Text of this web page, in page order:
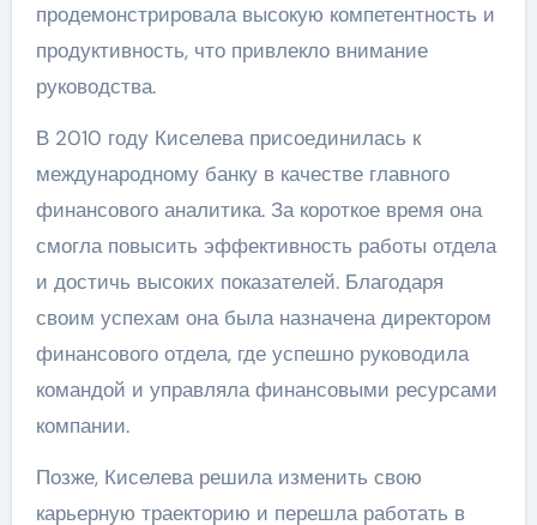
продемонстрировала высокую компетентность и
продуктивность, что привлекло внимание
руководства.
В 2010 году Киселева присоединилась к
международному банку в качестве главного
финансового аналитика. За короткое время она
смогла повысить эффективность работы отдела
и достичь высоких показателей. Благодаря
своим успехам она была назначена директором
финансового отдела, где успешно руководила
командой и управляла финансовыми ресурсами
компании.
Позже, Киселева решила изменить свою
карьерную траекторию и перешла работать в